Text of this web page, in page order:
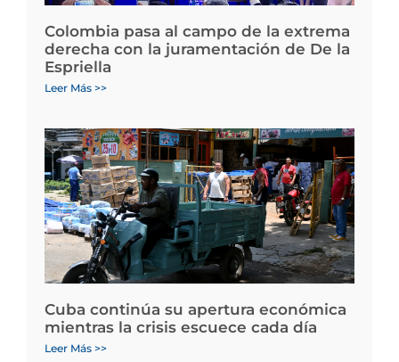
Colombia pasa al campo de la extrema
derecha con la juramentación de De la
Espriella
Leer Más >>
Cuba continúa su apertura económica
mientras la crisis escuece cada día
Leer Más >>